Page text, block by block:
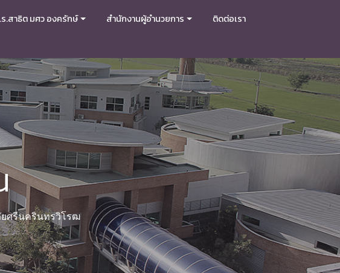
ร.สาธิต มศว องครักษ์ สำนักงานผู้อำนวยการ
ติดต่อเรา
ศรีนครินทรวิโรฒ